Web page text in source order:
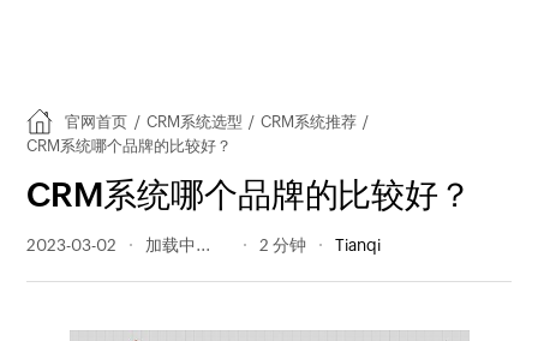
官网首页 / CRM系统选型 / CRM系统推荐 /
CRM系统哪个品牌的比较好？
CRM系统哪个品牌的比较好？
2023-03-02 206 阅读量 2 分钟 Tianqi